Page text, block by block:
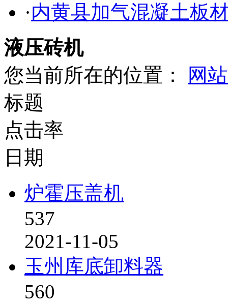
·内黄县加气混凝土板
液压砖机
您当前所在的位置：
网
标题
点击率
日期
炉霍压盖机
537
2021-11-05
玉州库底卸料器
560